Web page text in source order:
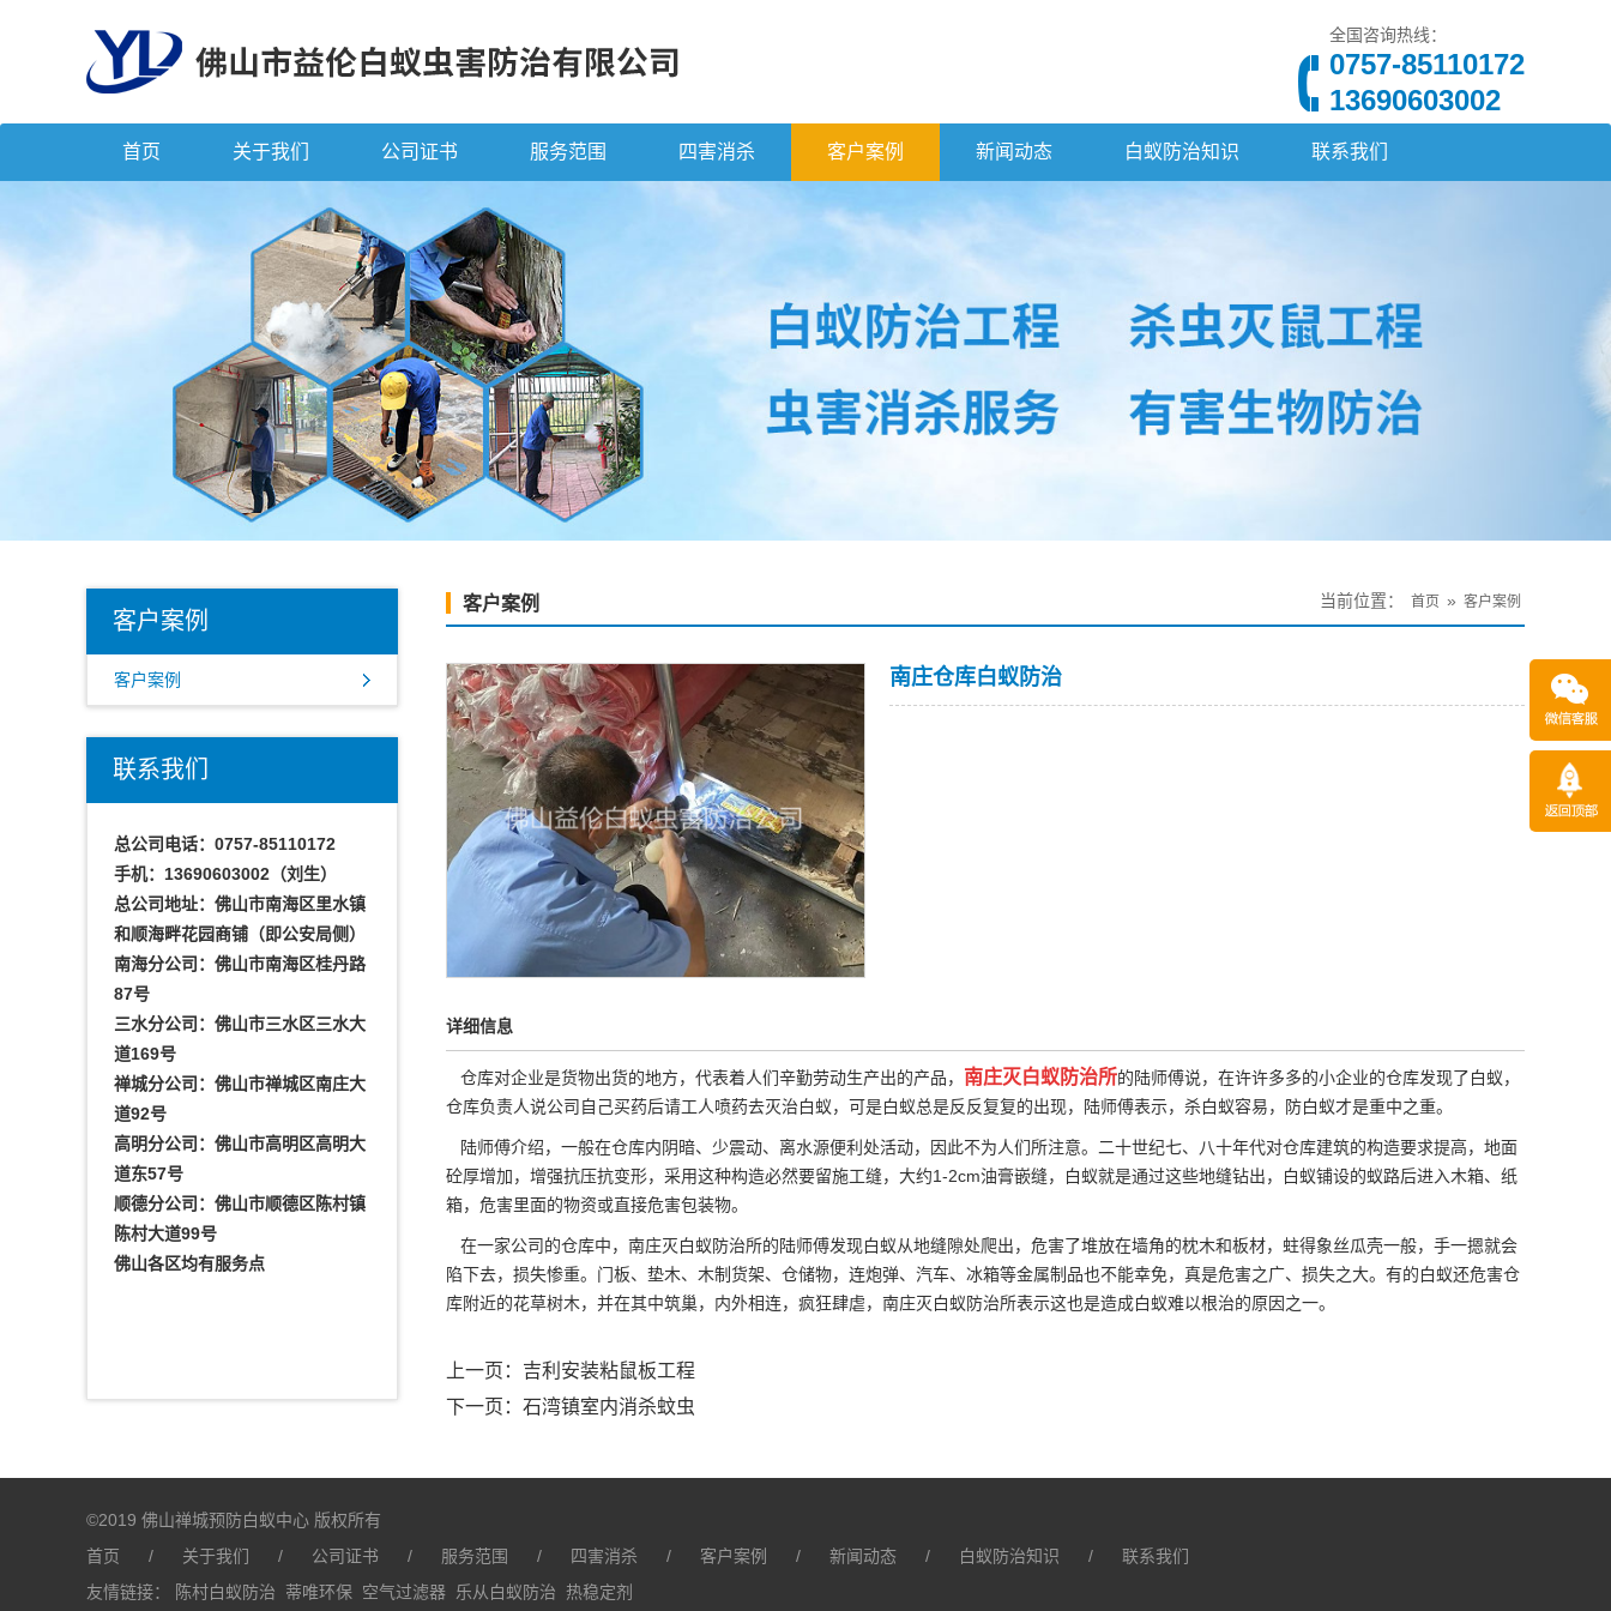
全国咨询热线：
0757-85110172
13690603002
首页 关于我们 公司证书 服务范围 四害消杀 客户案例 新闻动态 白蚁防治知识 联系我们
客户案例
客户案例
联系我们
总公司电话：0757-85110172
手机：13690603002（刘生）
总公司地址：佛山市南海区里水镇
和顺海畔花园商铺（即公安局侧）
南海分公司：佛山市南海区桂丹路
87号
三水分公司：佛山市三水区三水大
道169号
禅城分公司：佛山市禅城区南庄大
道92号
高明分公司：佛山市高明区高明大
道东57号
顺德分公司：佛山市顺德区陈村镇
陈村大道99号
佛山各区均有服务点
客户案例 当前位置： 首页 » 客户案例
南庄仓库白蚁防治
详细信息
仓库对企业是货物出货的地方，代表着人们辛勤劳动生产出的产品， 南庄灭白蚁防治所的陆师傅说，在许许多多的小企业的仓库发现了白蚁，
仓库负责人说公司自己买药后请工人喷药去灭治白蚁，可是白蚁总是反反复复的出现，陆师傅表示，杀白蚁容易，防白蚁才是重中之重。
陆师傅介绍，一般在仓库内阴暗、少震动、离水源便利处活动，因此不为人们所注意。二十世纪七、八十年代对仓库建筑的构造要求提高，地面
砼厚增加，增强抗压抗变形，采用这种构造必然要留施工缝，大约1-2cm油膏嵌缝，白蚁就是通过这些地缝钻出，白蚁铺设的蚁路后进入木箱、纸
箱，危害里面的物资或直接危害包装物。
在一家公司的仓库中，南庄灭白蚁防治所的陆师傅发现白蚁从地缝隙处爬出，危害了堆放在墙角的枕木和板材，蛀得象丝瓜壳一般，手一摁就会
陷下去，损失惨重。门板、垫木、木制货架、仓储物，连炮弹、汽车、冰箱等金属制品也不能幸免，真是危害之广、损失之大。有的白蚁还危害仓
库附近的花草树木，并在其中筑巢，内外相连，疯狂肆虐，南庄灭白蚁防治所表示这也是造成白蚁难以根治的原因之一。
上一页： 吉利安装粘鼠板工程
下一页： 石湾镇室内消杀蚊虫
©2019 佛山禅城预防白蚁中心 版权所有
首页
/ 关于我们 / 公司证书 / 服务范围 / 四害消杀 / 客户案例 / 新闻动态 / 白蚁防治知识 /
联系我们
友情链接：
陈村白蚁防治 蒂唯环保 空气过滤器 乐从白蚁防治 热稳定剂